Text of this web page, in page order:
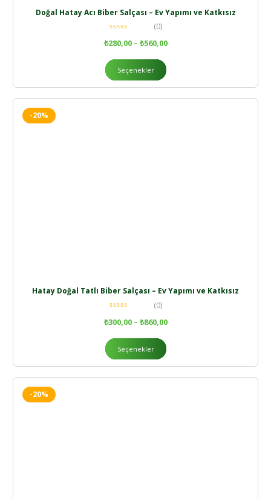
Doğal Hatay Acı Biber Salçası – Ev Yapımı ve Katkısız
(0)
₺280,00– ₺560,00
Seçenekler
-20%
Hatay Doğal Tatlı Biber Salçası – Ev Yapımı ve Katkısız
(0)
₺300,00– ₺860,00
Seçenekler
-20%